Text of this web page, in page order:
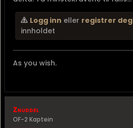
Logg inn eller registrer deg
innholdet
As you wish.
Znuddel
OF-2 Kaptein